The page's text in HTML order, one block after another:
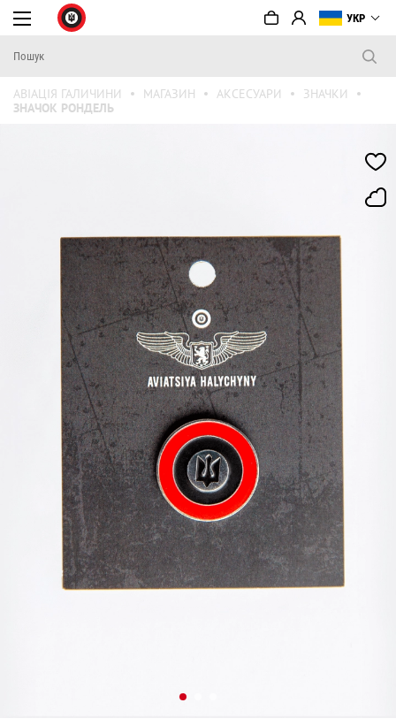
УКР
АВІАЦІЯ ГАЛИЧИНИ МАГАЗИН АКСЕСУАРИ
ЗНАЧКИ
ЗНАЧОК РОНДЕЛЬ